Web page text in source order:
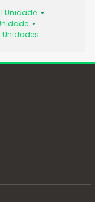
Unidade
Unidades